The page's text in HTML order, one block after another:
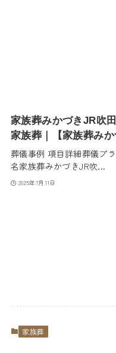
家族葬みかづきJR吹
家族葬｜【家族葬み
葬儀事例 項目詳細葬儀プ
名家族葬みかづきJR吹...
2025年7月11日
家族葬